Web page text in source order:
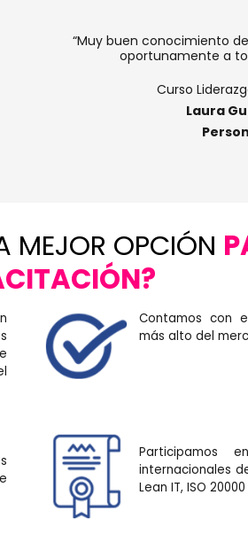
“Muy buen conocimiento
oportunamente a
Curso
Laura
MEJOR OPCIÓN
Contamos con
más alto del
Participamos
internacionales
Lean IT, ISO 20000